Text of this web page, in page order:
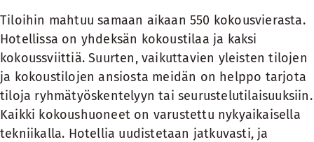
Tiloihin mahtuu samaan aikaan 550 kokousvierasta.
Hotellissa on yhdeksän kokoustilaa ja kaksi
kokoussviittiä. Suurten, vaikuttavien yleisten tilojen
ja kokoustilojen ansiosta meidän on helppo tarjota
tiloja ryhmätyöskentelyyn tai seurustelutilaisuuksiin.
Kaikki kokoushuoneet on varustettu nykyaikaisella
tekniikalla. Hotellia uudistetaan jatkuvasti, ja